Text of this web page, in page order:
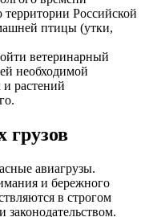
Российской
птицы (утки,
ветеринарный
необходимой
растений
грузов
авиагрузы.
и бережного
в строгом